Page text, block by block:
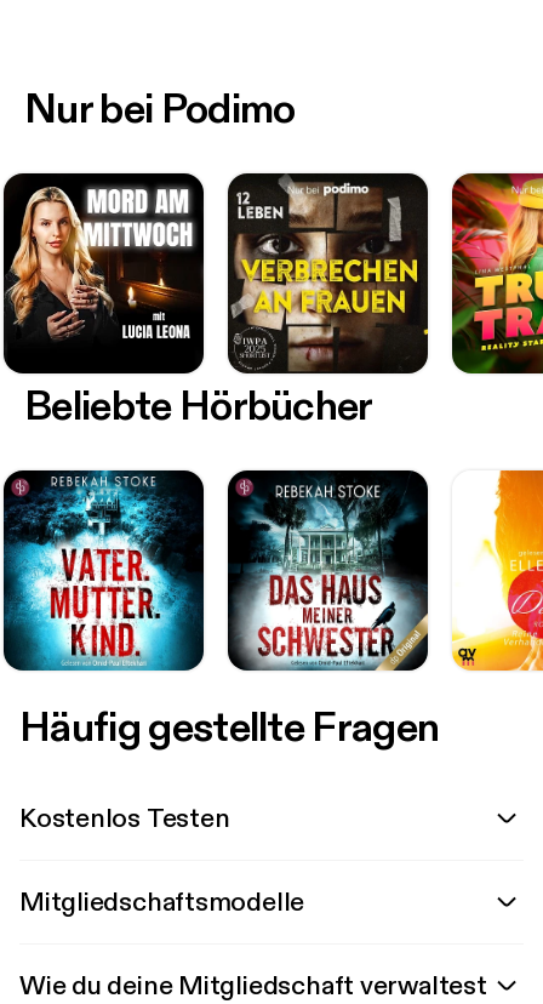
Nur bei Podimo
Beliebte Hörbücher
Häufig gestellte Fragen
Kostenlos Testen
Mitgliedschaftsmodelle
Wie du deine Mitgliedschaft verwaltest